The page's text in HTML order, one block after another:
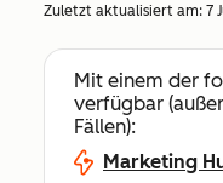
Zuletzt aktualisiert am: 7
Mit einem der
verfügbar
Fällen):
Marketing